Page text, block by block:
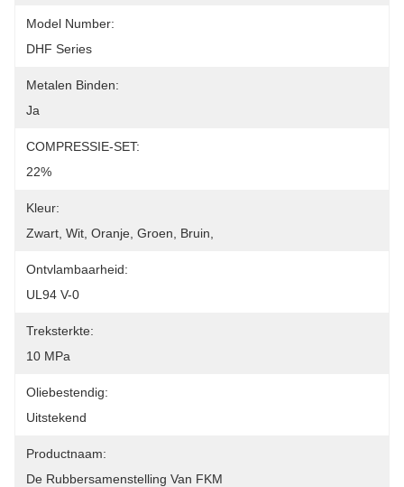
Model Number:
DHF Series
Metalen Binden:
Ja
COMPRESSIE-SET:
22%
Kleur:
Zwart, Wit, Oranje, Groen, Bruin,
Ontvlambaarheid:
UL94 V-0
Treksterkte:
10 MPa
Oliebestendig:
Uitstekend
Productnaam:
De Rubbersamenstelling Van FKM